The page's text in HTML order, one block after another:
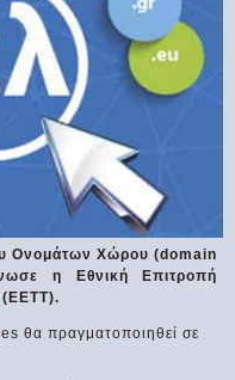
Ονομάτων Χώρου (domain
η Εθνική Επιτροπή
(ΕΕΤΤ).
θα πραγματοποιηθεί σε